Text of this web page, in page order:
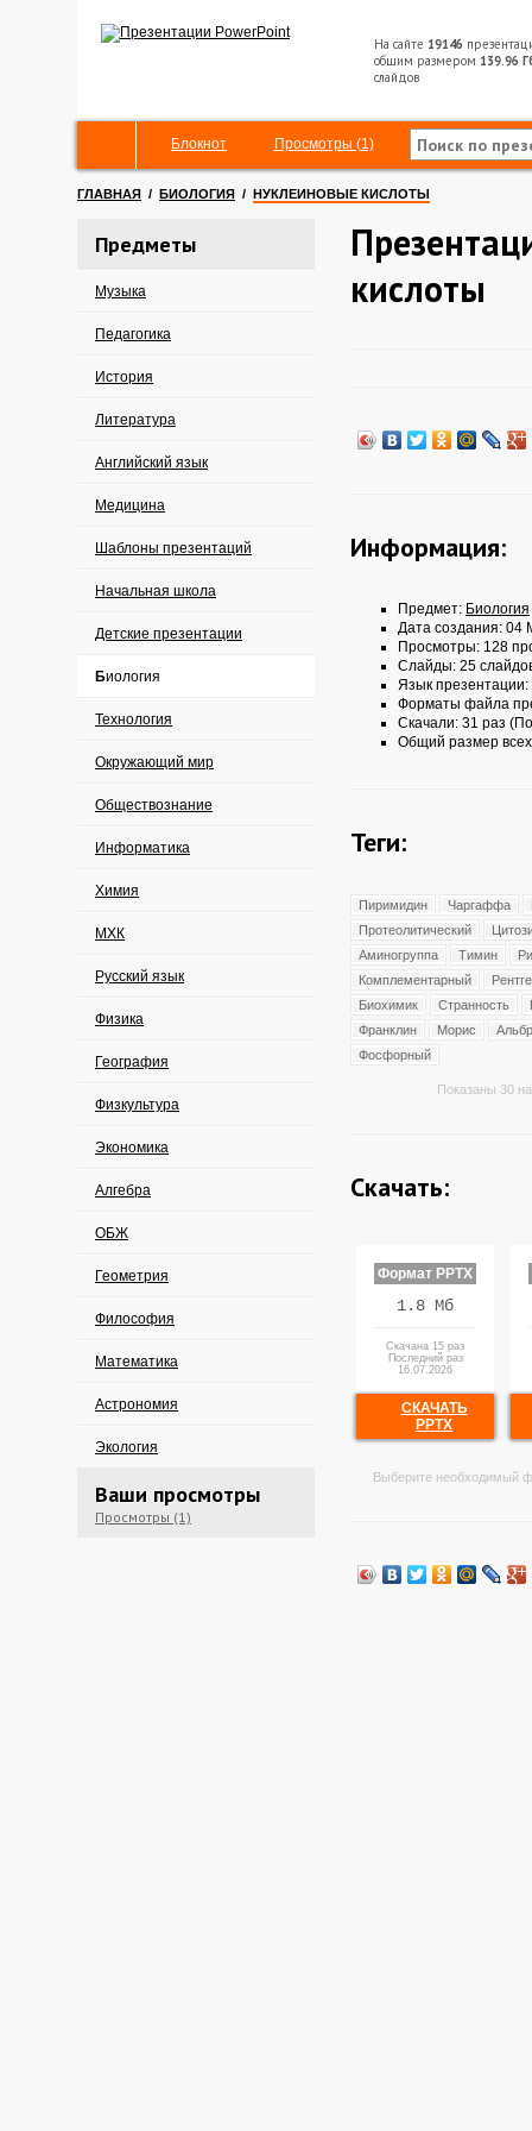
На сайте 19146
общим размером 139.96
слайдов
Блокнот Просмотры (1)
ГЛАВНАЯ / БИОЛОГИЯ / НУКЛЕИНОВЫЕ КИСЛОТЫ
Предметы
Музыка
Педагогика
История
Литература
Английский язык
Медицина
Шаблоны презентаций
Начальная школа
Детские презентации
Биология
Технология
Окружающий мир
Обществознание
Информатика
Химия
МХК
Русский язык
Физика
География
Физкультура
Экономика
Алгебра
ОБЖ
Геометрия
Философия
Математика
Астрономия
Экология
Ваши просмотры
Просмотры (1)
кислоты
Информация:
Предмет: Биология
Дата создания: 04
Просмотры: 128
Слайды: 25
Язык презентации:
Форматы файла
Скачали: 31 раз
Общий размер
Теги:
Пиримидин Чаргаффа
Протеолитический
Аминогруппа
Тимин
Комплементарный
Биохимик
Странность
Франклин
Морис
Фосфорный
Показаны 30
Скачать:
Формат PPTX
1.8 Мб
Скачана 15 раз
Последний раз
16.07.2026
СКАЧАТЬ
PPTX
Выберите необходимый